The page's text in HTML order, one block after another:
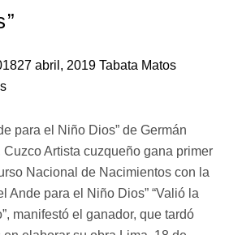
27 abril, 2019 Tabata Matos
para el Niño Dios” de Germán
Cuzco Artista cuzqueño gana primer
Nacional de Nacimientos con la
Ande para el Niño Dios” “Valió la
manifestó el ganador, que tardó